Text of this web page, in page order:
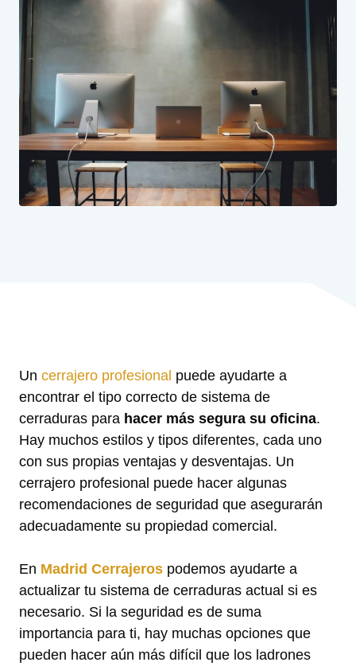
Un cerrajero profesional puede ayudarte a
encontrar el tipo correcto de sistema de
cerraduras para hacer más segura su oficina.
Hay muchos estilos y tipos diferentes, cada uno
con sus propias ventajas y desventajas. Un
cerrajero profesional puede hacer algunas
recomendaciones de seguridad que asegurarán
adecuadamente su propiedad comercial.
En Madrid Cerrajeros podemos ayudarte a
actualizar tu sistema de cerraduras actual si es
necesario. Si la seguridad es de suma
importancia para ti, hay muchas opciones que
pueden hacer aún más difícil que los ladrones